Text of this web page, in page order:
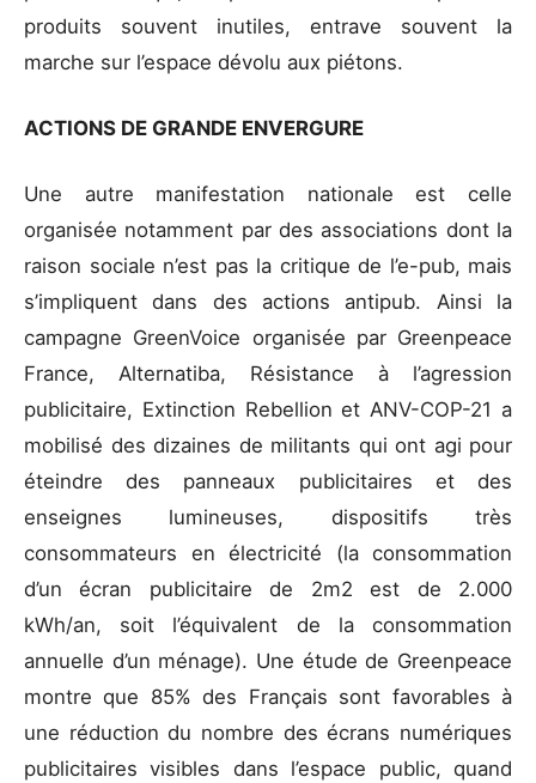
produits souvent inutiles, entrave souvent la
marche sur l’espace dévolu aux piétons.
ACTIONS DE GRANDE ENVERGURE
Une autre manifestation nationale est celle
organisée notamment par des associations dont la
raison sociale n’est pas la critique de l’e-pub, mais
s’impliquent dans des actions antipub. Ainsi la
campagne GreenVoice organisée par Greenpeace
France, Alternatiba, Résistance à l’agression
publicitaire, Extinction Rebellion et ANV-COP-21 a
mobilisé des dizaines de militants qui ont agi pour
éteindre des panneaux publicitaires et des
enseignes lumineuses, dispositifs très
consommateurs en électricité (la consommation
d’un écran publicitaire de 2m2 est de 2.000
kWh/an, soit l’équivalent de la consommation
annuelle d’un ménage). Une étude de Greenpeace
montre que 85% des Français sont favorables à
une réduction du nombre des écrans numériques
publicitaires visibles dans l’espace public, quand